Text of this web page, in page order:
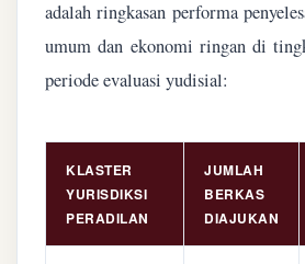
adalah ringkasan performa
umum dan ekonomi ringan di
periode evaluasi yudisial:
KLASTER
YURISDIKSI
PERADILAN
JUMLAH
BERKAS
DIAJUKAN